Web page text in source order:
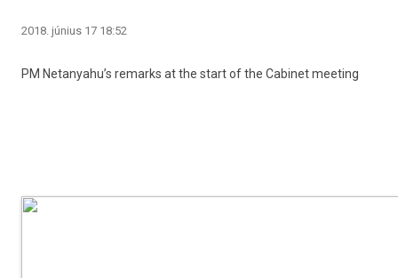
2018. június 17 18:52
PM Netanyahu’s re­marks at the start of the Cabinet meet­ing